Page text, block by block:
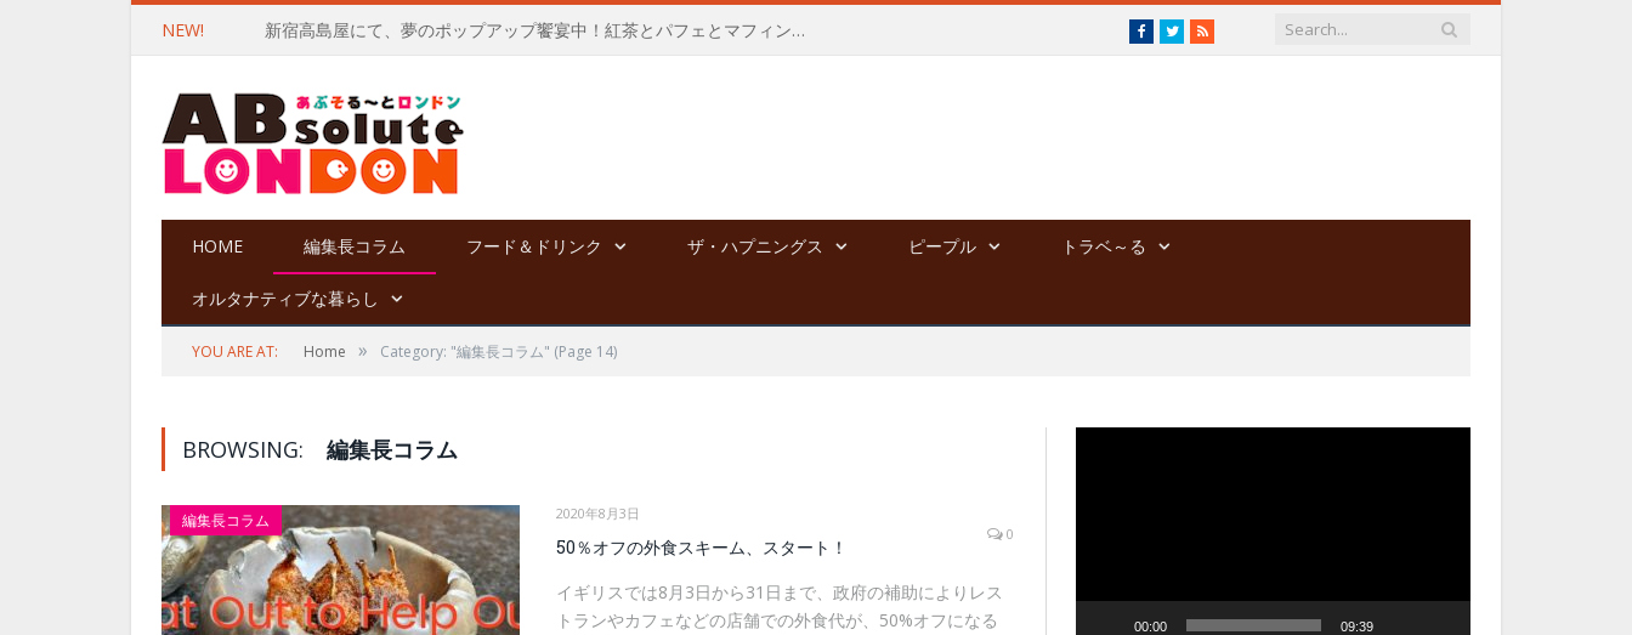
NEW! 新宿高島屋にて、夢のポップアップ饗宴中！紅茶とパフェとマフィンと⭐︎～8/4 Facebook
TwitterRSS
HOME 編集長コラム フード＆ドリンク ザ・ハプニングス ピープル トラベ～る
オルタナティブな暮らし
YOU ARE AT: Home » Category: "編集長コラム" (Page 14)
BROWSING: 編集長コラム
編集長コラム
2020年8月3日
0
50％オフの外食スキーム、スタート！
イギリスでは8月3日から31日まで、政府の補助によりレス
トランやカフェなどの店舗での外食代が、50%オフになる
00:00 09:39